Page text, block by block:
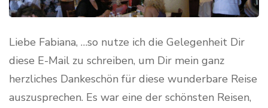
Liebe Fabiana, …so nutze ich die Gelegenheit Dir
diese E-Mail zu schreiben, um Dir mein ganz
herzliches Dankeschön für diese wunderbare Reise
auszusprechen. Es war eine der schönsten Reisen,